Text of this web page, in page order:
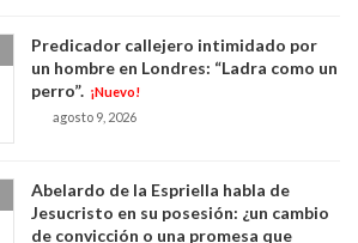
Predicador callejero intimidado por
un hombre en Londres: “Ladra como un
perro”. ¡Nuevo!
agosto 9, 2026
Abelardo de la Espriella habla de
Jesucristo en su posesión: ¿un cambio
de convicción o una promesa que